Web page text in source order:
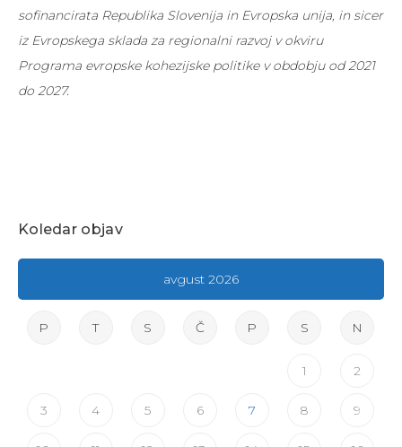
sofinancirata Republika Slovenija in Evropska unija, in sicer
iz Evropskega sklada za regionalni razvoj v okviru
Programa evropske kohezijske politike v obdobju od 2021
do 2027.
Koledar objav
avgust 2026
P T S Č P S N
1 2
3 4 5 6 7 8 9